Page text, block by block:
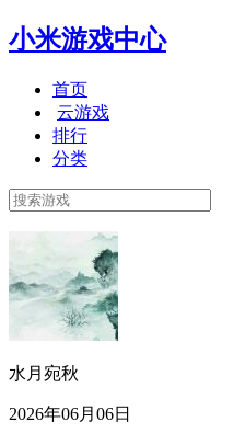
小米游戏中心
首页
云游戏
排行
分类
水月宛秋
2026年06月06日